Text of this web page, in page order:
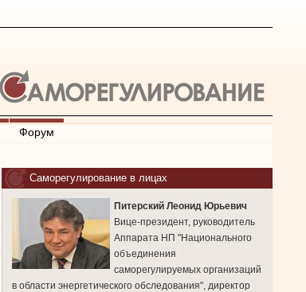
Форум
Саморегулирование в лицах
Питерский Леонид Юрьевич
Вице-президент, руководитель
Аппарата НП "Национального
объединения
саморегулируемых организаций
в области энергетического обследования", директор